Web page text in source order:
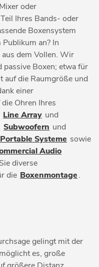
oder
Ihres Bands- oder
Boxensystem
an? In
dem Vollen. Wir
passive Boxen; etwa für
auf die Raumgröße und
einer
Ohren Ihres
Line Array und
Subwoofern und
Portable Systeme sowie
Audio
diverse
die Boxenmontage.
gelingt mit der
es, große